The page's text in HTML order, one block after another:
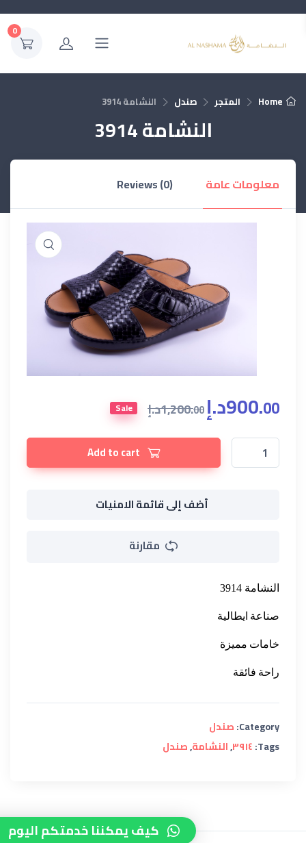
0
Home المتجر صندل النشامة 3914
النشامة 3914
معلومات عامة Reviews (0)
900.00 د.إ 1,200.00 د.إ Sale
النشامة 3914 quantity
أضف إلى قائمة الامنيات
مقارنة
النشامة
صناعة ايطالية
خامات مميزة
راحة فائقة
Category: صندل
Tags: ٣٩١٤,النشامة,صندل
كيف يمكننا خدمتكم اليوم